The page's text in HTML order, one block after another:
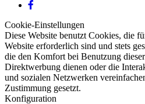
Cookie-Einstellungen
Diese Website benutzt Cookies, die
Website erforderlich sind und stets
die den Komfort bei Benutzung
Direktwerbung dienen oder die
und sozialen Netzwerken
Zustimmung gesetzt.
Konfiguration